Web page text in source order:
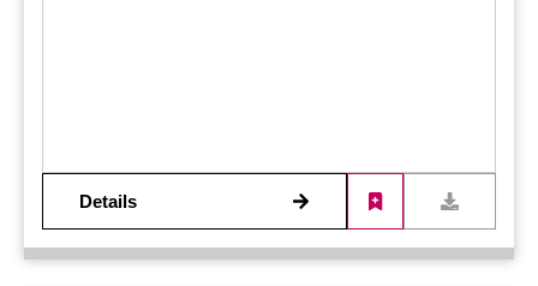
Details